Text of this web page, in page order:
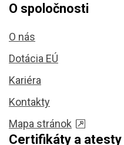
O spoločnosti
O nás
Dotácia EÚ
Kariéra
Kontakty
Mapa stránok
Certifikáty a atesty